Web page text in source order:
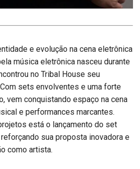
e evolução na cena eletrônica
música eletrônica nasceu durante
no Tribal House seu
sets envolventes e uma forte
vem conquistando espaço na cena
e performances marcantes.
está o lançamento do set
reforçando sua proposta inovadora e
como artista.